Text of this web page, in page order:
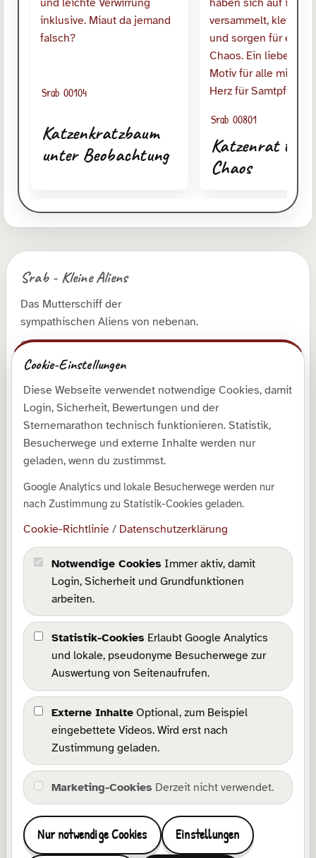
Srab 00104
Katzenkratzbaum
unter Beobachtung
Srab 00801
Katzenrat tagt
Chaos
Srab - Kleine Aliens
Das Mutterschiff der
sympathischen Aliens von nebenan.
© 2026 Roman Runge
Entdecken
Shop
Galerie
Kollektionen
Downloads
SrabLog
Über mich
Rechtliches
Impressum
Datenschutz
Barrierefreiheit
Wissensbasis
Cookie-Richtlinie
Cookie-Einstellungen
Kommunikation
Kontakt
FacebookInstagramPinterestTikTokYouTube
Etsy Wonderlink
E-Mail
Zu Favoriten hinzufügen
Cookie-Einstellungen
Diese Webseite verwendet notwendige Cookies, damit
Login, Sicherheit, Bewertungen und der
Sternemarathon technisch funktionieren. Statistik,
Besucherwege und externe Inhalte werden nur
geladen, wenn du zustimmst.
Google Analytics und lokale Besucherwege werden nur
nach Zustimmung zu Statistik-Cookies geladen.
Cookie-Richtlinie / Datenschutzerklärung
Notwendige Cookies Immer aktiv, damit
Login, Sicherheit und Grundfunktionen
arbeiten.
Statistik-Cookies Erlaubt Google Analytics
und lokale, pseudonyme Besucherwege zur
Auswertung von Seitenaufrufen.
Externe Inhalte Optional, zum Beispiel
eingebettete Videos. Wird erst nach
Zustimmung geladen.
Marketing-Cookies Derzeit nicht verwendet.
Nur notwendige Cookies Einstellungen